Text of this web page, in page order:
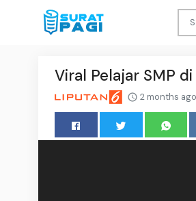
Viral Pelajar SMP
2 months ago